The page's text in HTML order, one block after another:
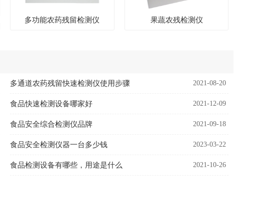
多功能农药残留检测仪 果蔬农残检测仪
多通道农药残留快速检测仪使用步骤 2021-08-20
食品快速检测设备哪家好 2021-12-09
食品安全综合检测仪品牌 2021-09-18
食品安全检测仪器一台多少钱 2023-03-22
食品检测设备有哪些，用途是什么 2021-10-26